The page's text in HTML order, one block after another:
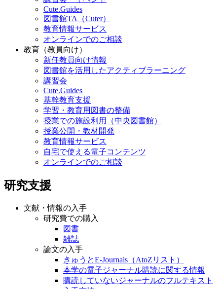
Cute.Guides
図書館TA（Cuter）
教育情報サービス
オンラインでのご相談
教育（教員向け）
新任教員向け情報
図書館を活用したアクティブラーニング
講習会
Cute.Guides
基幹教育支援
学習・教育用図書の整備
授業での施設利用（中央図書館）
授業公開・教材開発
教育情報サービス
自宅で使える電子コンテンツ
オンラインでのご相談
研究支援
文献・情報の入手
研究費での購入
図書
雑誌
論文の入手
きゅうとE-Journals（AtoZリスト）
本学の電子ジャーナル購読に関する情報
購読していないジャーナルのフルテキスト